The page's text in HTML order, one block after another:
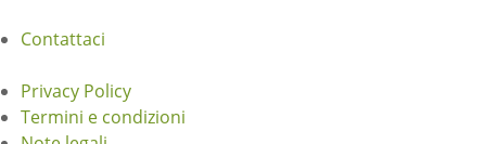
Contattaci
Privacy Policy
Termini e condizioni